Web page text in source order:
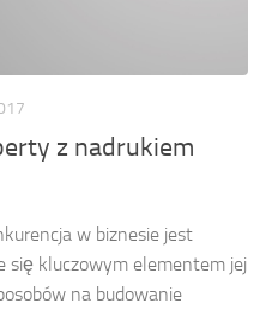
z nadrukiem
w biznesie jest
się kluczowym elementem jej
na budowanie